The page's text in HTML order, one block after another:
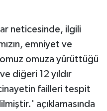
neticesinde, ilgili
emniyet ve
omuz omuza yürüttüğü
diğeri 12 yıldır
failleri tespit
açıklamasında